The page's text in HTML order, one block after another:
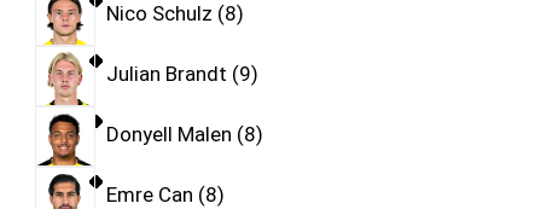
Nico Schulz 8
Julian Brandt 9
Donyell Malen 8
Emre Can 8